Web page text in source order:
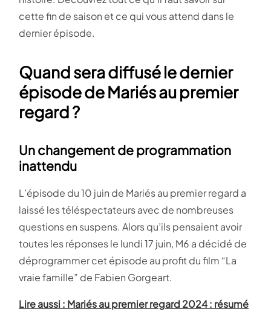
cette fin de saison et ce qui vous attend dans le
dernier épisode.
Quand sera diffusé le dernier
épisode de Mariés au premier
regard ?
Un changement de programmation
inattendu
L’épisode du 10 juin de Mariés au premier regard a
laissé les téléspectateurs avec de nombreuses
questions en suspens. Alors qu’ils pensaient avoir
toutes les réponses le lundi 17 juin, M6 a décidé de
déprogrammer cet épisode au profit du film “La
vraie famille” de Fabien Gorgeart.
Lire aussi : Mariés au premier regard 2024 : résumé